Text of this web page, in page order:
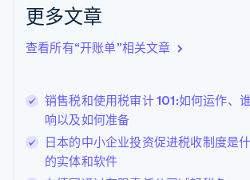
更多文章
查看所有“开账单”相关文章
销售税和使用税审计 101:如何运作、
响以及如何准备
日本的中小企业投资促进税收制度是
的实体和软件
English
克罗地亚
EnglishItaliano
立陶宛
English
列支敦士登
DeutschEnglish
卢森堡
Français Deutsch